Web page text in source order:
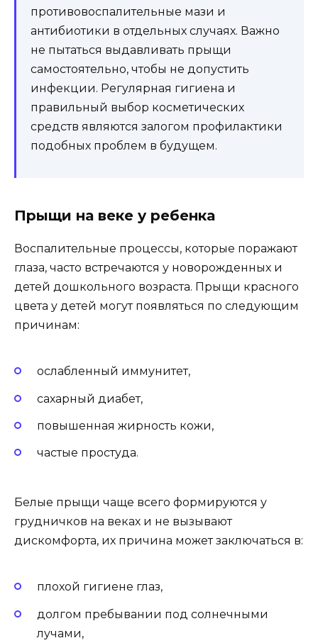
противовоспалительные мази и
антибиотики в отдельных случаях. Важно
не пытаться выдавливать прыщи
самостоятельно, чтобы не допустить
инфекции. Регулярная гигиена и
правильный выбор косметических
средств являются залогом профилактики
подобных проблем в будущем.
Прыщи на веке у ребенка
Воспалительные процессы, которые поражают
глаза, часто встречаются у новорожденных и
детей дошкольного возраста. Прыщи красного
цвета у детей могут появляться по следующим
причинам:
ослабленный иммунитет,
сахарный диабет,
повышенная жирность кожи,
частые простуда.
Белые прыщи чаще всего формируются у
грудничков на веках и не вызывают
дискомфорта, их причина может заключаться в:
плохой гигиене глаз,
долгом пребывании под солнечными
лучами,